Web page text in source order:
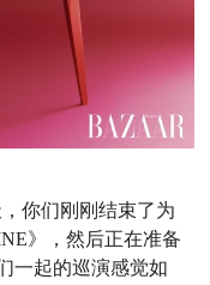
你们刚刚结束了为
》，然后正在准备
一起的巡演感觉如